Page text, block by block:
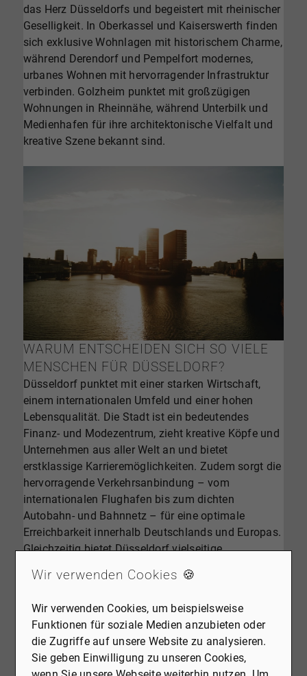
das Herz Düsseldorfs und begeistert mit rheinischer
Geselligkeit. In Oberkassel und Kaiserswerth finden
sich exklusive Wohnlagen mit historischem Charme,
während Derendorf und Pempelfort modernes,
urbanes Wohnen mit hervorragender Infrastruktur
verbinden. Golzheim punktet mit großzügigen
Wohnungen in Rheinnähe, während Unterbilk und
Medienhafen für ihre architektonische Vielfalt und
kreative Szene bekannt sind.
WARUM ENTSCHEIDEN SICH SO VIELE
MENSCHEN FÜR DÜSSELDORF?
Düsseldorf punktet mit einer starken Wirtschaft,
einem internationalen Umfeld und einer hohen
Lebensqualität. Die Stadt ist ein bedeutendes
Finanz- und Modezentrum, zieht kreative Köpfe und
Unternehmen aus aller Welt an und bietet
erstklassige Karrieremöglichkeiten. Zudem sorgt die
hervorragende Verkehrsanbindung – vom
internationalen Flughafen bis zum dichten
Autobahn- und Bahnnetz – für eine optimale
Erreichbarkeit innerhalb Deutschlands und Europas.
Gleichzeitig bietet Düsseldorf vielseitige
bei einem Spaziergang am Rheinufer oder in den
seine persönliche Wohlfühloase. Die Stadt vereint
Urbanität mit viel Grün – sei es im Hofgarten, am
Unterbacher See oder in den idyllischen Stadtteilen
mit direkter Rheinlage.
Wir verwenden Cookies 🍪
Wir verwenden Cookies, um beispielsweise
Funktionen für soziale Medien anzubieten oder
die Zugriffe auf unsere Website zu analysieren.
Sie geben Einwilligung zu unseren Cookies,